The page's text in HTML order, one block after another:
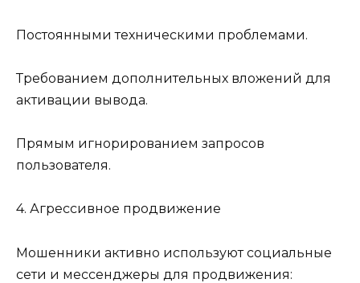
Постоянными техническими проблемами.
Требованием дополнительных вложений для
активации вывода.
Прямым игнорированием запросов
пользователя.
4. Агрессивное продвижение
Мошенники активно используют социальные
сети и мессенджеры для продвижения: